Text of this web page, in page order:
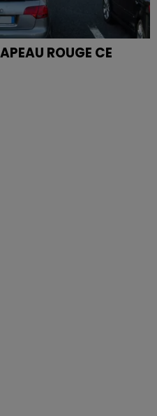
ROUGE CE